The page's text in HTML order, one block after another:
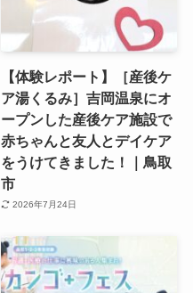
【体験レポート】［産後ケ
ア湯くるみ］吉岡温泉にオ
ープンした産後ケア施設で
赤ちゃんと友人とデイケア
をうけてきました！｜鳥取
市
2026年7月24日